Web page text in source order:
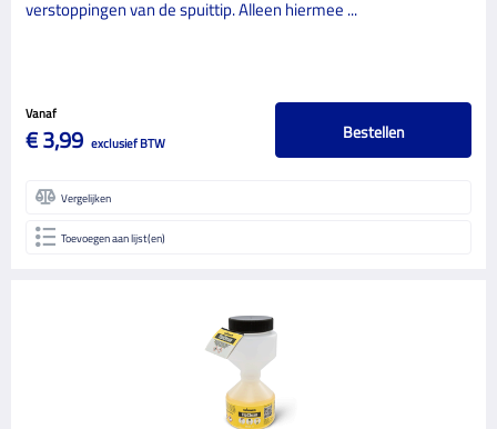
verstoppingen van de spuittip. Alleen hiermee ...
Vanaf
€ 3,99 exclusief BTW Bestellen
Vergelijken
Toevoegen aan lijst(en)